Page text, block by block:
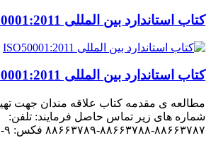
کتاب استاندارد بین المللی ISO50001:2011
کتاب استاندارد بین المللی ISO50001:2011
مطالعه ی مقدمه کتاب علاقه مندان جهت
شماره های زیر تماس حاصل فرمایند: تلفن:
۸۸۶۶۳۷۸۷-۸۸۶۶۳۷۸۸-۸۸۶۶۳۷۸۹ فکس: ۹-۸۸۶۶۳۷۸۷